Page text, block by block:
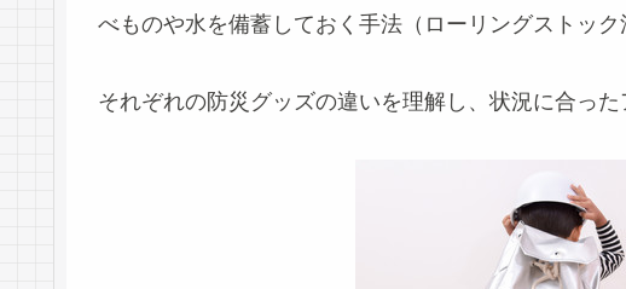
べものや水を備蓄しておく手法（ローリングストック
それぞれの防災グッズの違いを理解し、状況に合っ